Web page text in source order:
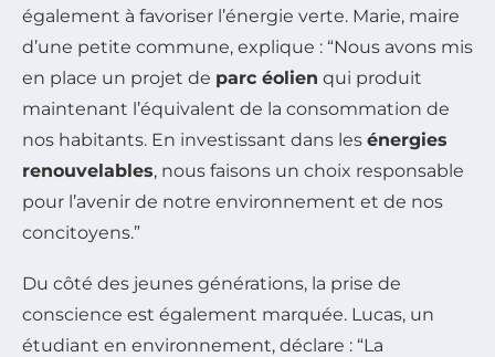
également à favoriser l’énergie verte. Marie, maire
d’une petite commune, explique : “Nous avons mis
en place un projet de parc éolien qui produit
maintenant l’équivalent de la consommation de
nos habitants. En investissant dans les énergies
renouvelables, nous faisons un choix responsable
pour l’avenir de notre environnement et de nos
concitoyens.”
Du côté des jeunes générations, la prise de
conscience est également marquée. Lucas, un
étudiant en environnement, déclare : “La